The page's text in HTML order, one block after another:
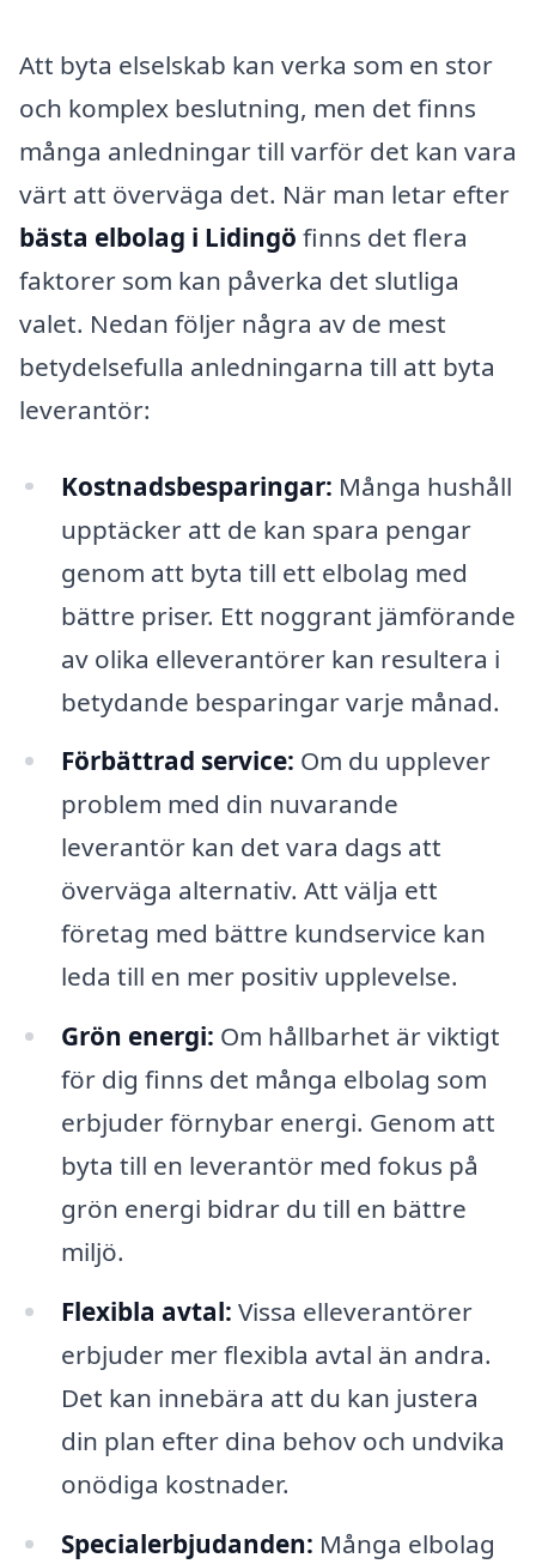
Att byta elselskab kan verka som en stor
och komplex beslutning, men det finns
många anledningar till varför det kan vara
värt att överväga det. När man letar efter
bästa elbolag i Lidingö finns det flera
faktorer som kan påverka det slutliga
valet. Nedan följer några av de mest
betydelsefulla anledningarna till att byta
leverantör:
Kostnadsbesparingar: Många hushåll
upptäcker att de kan spara pengar
genom att byta till ett elbolag med
bättre priser. Ett noggrant jämförande
av olika elleverantörer kan resultera i
betydande besparingar varje månad.
Förbättrad service: Om du upplever
problem med din nuvarande
leverantör kan det vara dags att
överväga alternativ. Att välja ett
företag med bättre kundservice kan
leda till en mer positiv upplevelse.
Grön energi: Om hållbarhet är viktigt
för dig finns det många elbolag som
erbjuder förnybar energi. Genom att
byta till en leverantör med fokus på
grön energi bidrar du till en bättre
miljö.
Flexibla avtal: Vissa elleverantörer
erbjuder mer flexibla avtal än andra.
Det kan innebära att du kan justera
din plan efter dina behov och undvika
onödiga kostnader.
Specialerbjudanden: Många elbolag